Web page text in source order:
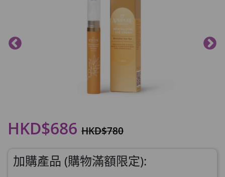
HKD$686 HKD$780
加購產品 (購物滿額限定):